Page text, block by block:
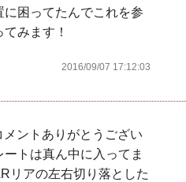
に困ってたんでこれを参
みます！
2016/09/07 17:12:03
メントありがとうござい
ートは真ん中に入ってま
リアの左右切り落とした